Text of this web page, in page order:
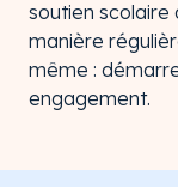
soutien scolaire
manière
même :
engagement.